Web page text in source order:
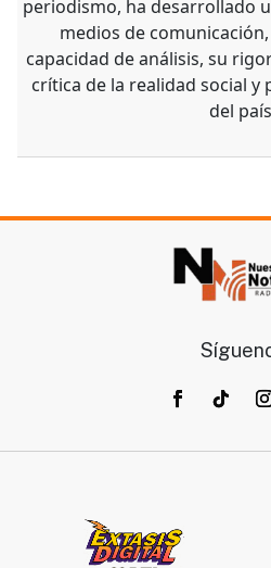
periodismo, ha desarrollado
medios de
capacidad de análisis, su
crítica de la realidad social y
del